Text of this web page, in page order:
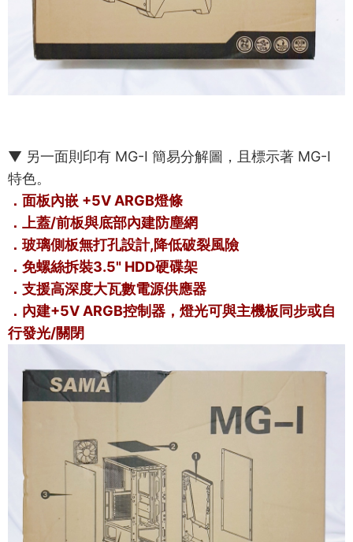
▼ 另一面則印有 MG-I 簡易分解圖，且標示著 MG-I
特色。
．面板內嵌 +5V ARGB燈條
．上蓋/前板與底部內建防塵網
．玻璃側板無打孔設計,降低破裂風險
．免螺絲拆裝3.5" HDD硬碟架
．支援高深度大瓦數電源供應器
．內建+5V ARGB控制器，燈光可與主機板同步或自
行發光/關閉